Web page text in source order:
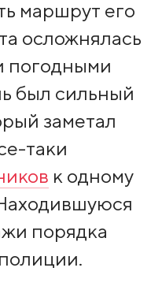
маршрут его
осложнялась
погодными
был сильный
заметал
таки
к одному
порядка